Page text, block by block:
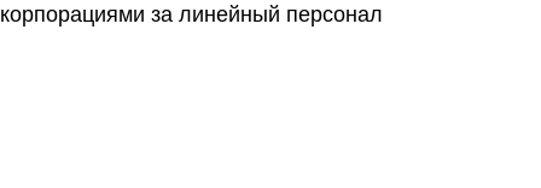
корпорациями за линейный персонал